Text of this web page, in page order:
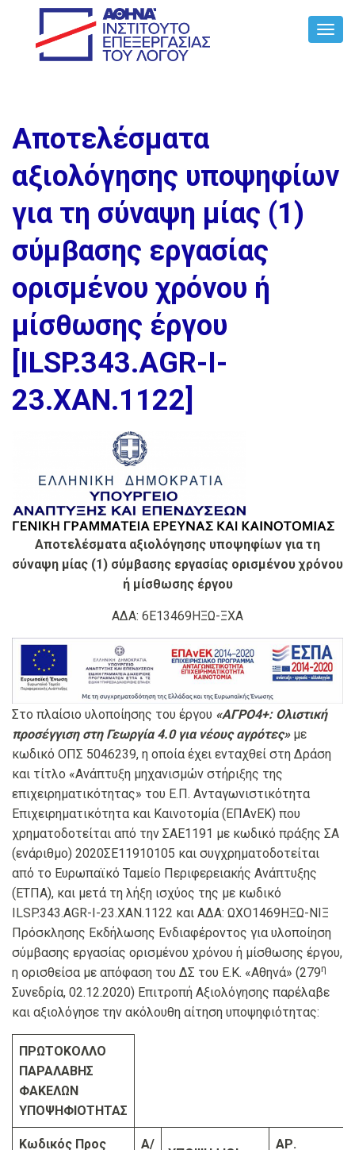
Αποτελέσματα
αξιολόγησης υποψηφίων
για τη σύναψη μίας (1)
σύμβασης εργασίας
ορισμένου χρόνου ή
μίσθωσης έργου
[ILSP.343.AGR-I-
23.XAN.1122]
Αποτελέσματα αξιολόγησης υποψηφίων για τη
σύναψη μίας (1) σύμβασης εργασίας ορισμένου χρόνου
ή μίσθωσης έργου
ΑΔΑ: 6Ε13469ΗΞΩ-ΞΧΑ
Στο πλαίσιο υλοποίησης του έργου «ΑΓΡΟ4+: Ολιστική
προσέγγιση στη Γεωργία 4.0 για νέους αγρότες» με
κωδικό ΟΠΣ 5046239, η οποία έχει ενταχθεί στη Δράση
και τίτλο «Ανάπτυξη μηχανισμών στήριξης της
επιχειρηματικότητας» του Ε.Π. Ανταγωνιστικότητα
Επιχειρηματικότητα και Καινοτομία (ΕΠΑνΕΚ) που
χρηματοδοτείται από την ΣΑΕ1191 με κωδικό πράξης ΣΑ
(ενάριθμο) 2020ΣΕ11910105 και συγχρηματοδοτείται
από το Ευρωπαϊκό Ταμείο Περιφερειακής Ανάπτυξης
(ΕΤΠΑ), και μετά τη λήξη ισχύος της με κωδικό
ILSP.343.AGR-I-23.XAN.1122 και ΑΔΑ: ΩΧΟ1469ΗΞΩ-ΝΙΞ
Πρόσκλησης Εκδήλωσης Ενδιαφέροντος για υλοποίηση
σύμβασης εργασίας ορισμένου χρόνου ή μίσθωσης έργου,
η ορισθείσα με απόφαση του ΔΣ του Ε.Κ. «Αθηνά» (279η
Συνεδρία, 02.12.2020) Επιτροπή Αξιολόγησης παρέλαβε
και αξιολόγησε την ακόλουθη αίτηση υποψηφιότητας:
ΠΡΩΤΟΚΟΛΛΟ
ΠΑΡΑΛΑΒΗΣ
ΦΑΚΕΛΩΝ
ΥΠΟΨΗΦΙΟΤΗΤΑΣ
Κωδικός Προς
Α/
ΑΡ.